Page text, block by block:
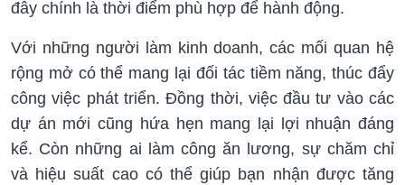
đây chính là thời điểm phù hợp để hành động.
Với những người làm kinh doanh, các mối quan hệ
rộng mở có thể mang lại đối tác tiềm năng, thúc đẩy
công việc phát triển. Đồng thời, việc đầu tư vào các
dự án mới cũng hứa hẹn mang lại lợi nhuận đáng
kể. Còn những ai làm công ăn lương, sự chăm chỉ
và hiệu suất cao có thể giúp bạn nhận được tăng